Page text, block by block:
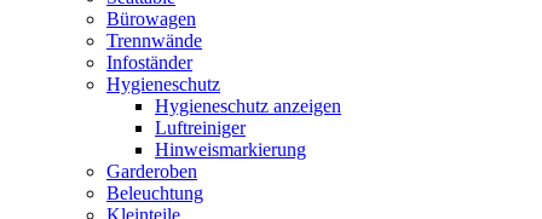
Bürowagen
Trennwände
Infoständer
Hygieneschutz
Hygieneschutz anzeigen
Luftreiniger
Hinweismarkierung
Garderoben
Beleuchtung
Kleinteile